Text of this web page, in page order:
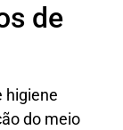
de
higiene
do meio